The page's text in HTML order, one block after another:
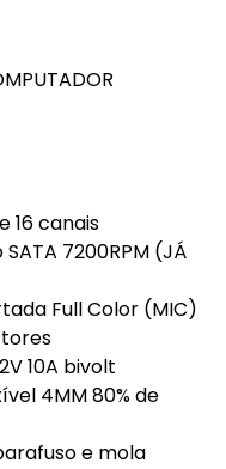
16 canais
7200RPM (JÁ
Full Color (MIC)
10A bivolt
4MM 80% de
e mola